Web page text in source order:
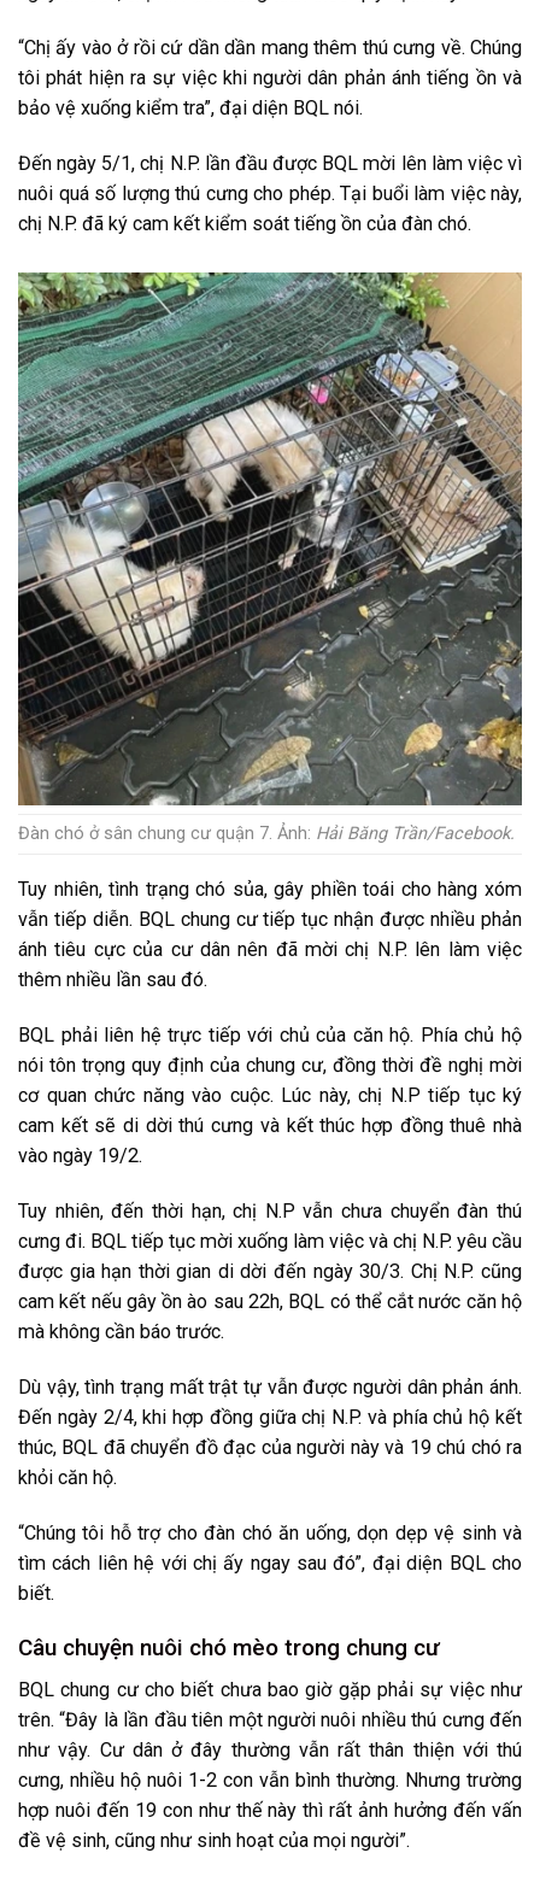
“Chị ấy vào ở rồi cứ dần dần mang thêm thú cưng về. Chúng
tôi phát hiện ra sự việc khi người dân phản ánh tiếng ồn và
bảo vệ xuống kiểm tra”, đại diện BQL nói.
Đến ngày 5/1, chị N.P. lần đầu được BQL mời lên làm việc vì
nuôi quá số lượng thú cưng cho phép. Tại buổi làm việc này,
chị N.P. đã ký cam kết kiểm soát tiếng ồn của đàn chó.
Đàn chó ở sân chung cư quận 7. Ảnh: Hải Băng Trần/Facebook.
Tuy nhiên, tình trạng chó sủa, gây phiền toái cho hàng xóm
vẫn tiếp diễn. BQL chung cư tiếp tục nhận được nhiều phản
ánh tiêu cực của cư dân nên đã mời chị N.P. lên làm việc
thêm nhiều lần sau đó.
BQL phải liên hệ trực tiếp với chủ của căn hộ. Phía chủ hộ
nói tôn trọng quy định của chung cư, đồng thời đề nghị mời
cơ quan chức năng vào cuộc. Lúc này, chị N.P tiếp tục ký
cam kết sẽ di dời thú cưng và kết thúc hợp đồng thuê nhà
vào ngày 19/2.
Tuy nhiên, đến thời hạn, chị N.P vẫn chưa chuyển đàn thú
cưng đi. BQL tiếp tục mời xuống làm việc và chị N.P. yêu cầu
được gia hạn thời gian di dời đến ngày 30/3. Chị N.P. cũng
cam kết nếu gây ồn ào sau 22h, BQL có thể cắt nước căn hộ
mà không cần báo trước.
Dù vậy, tình trạng mất trật tự vẫn được người dân phản ánh.
Đến ngày 2/4, khi hợp đồng giữa chị N.P. và phía chủ hộ kết
thúc, BQL đã chuyển đồ đạc của người này và 19 chú chó ra
khỏi căn hộ.
“Chúng tôi hỗ trợ cho đàn chó ăn uống, dọn dẹp vệ sinh và
tìm cách liên hệ với chị ấy ngay sau đó”, đại diện BQL cho
biết.
Câu chuyện nuôi chó mèo trong chung cư
BQL chung cư cho biết chưa bao giờ gặp phải sự việc như
trên. “Đây là lần đầu tiên một người nuôi nhiều thú cưng đến
như vậy. Cư dân ở đây thường vẫn rất thân thiện với thú
cưng, nhiều hộ nuôi 1-2 con vẫn bình thường. Nhưng trường
hợp nuôi đến 19 con như thế này thì rất ảnh hưởng đến vấn
đề vệ sinh, cũng như sinh hoạt của mọi người”.